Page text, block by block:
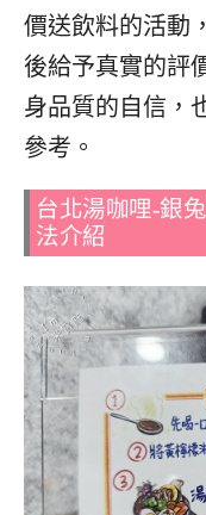
價送飲料的活動
後給予真實的評
身品質的自信，
參考。
台北湯咖哩-銀
法介紹